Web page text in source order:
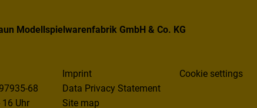
Modellspielwarenfabrik GmbH & Co. KG
68
16 Uhr
Imprint
Data Privacy Statement
Site map
Cookie settings